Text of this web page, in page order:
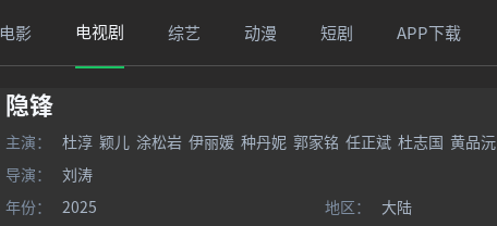
电影 电视剧 综艺 动漫 短剧 APP下载
隐锋
主演： 杜淳 颖儿 涂松岩 伊丽媛 种丹妮 郭家铭 任正斌 杜志国 黄品沅
导演：
刘涛
年份：
2025 地区：
大陆